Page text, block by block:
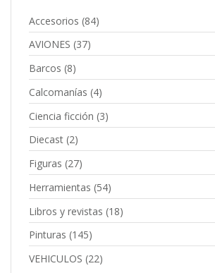
Accesorios (84)
AVIONES (37)
Barcos (8)
Calcomanías (4)
Ciencia ficción (3)
Diecast (2)
Figuras (27)
Herramientas (54)
Libros y revistas (18)
Pinturas (145)
VEHICULOS (22)